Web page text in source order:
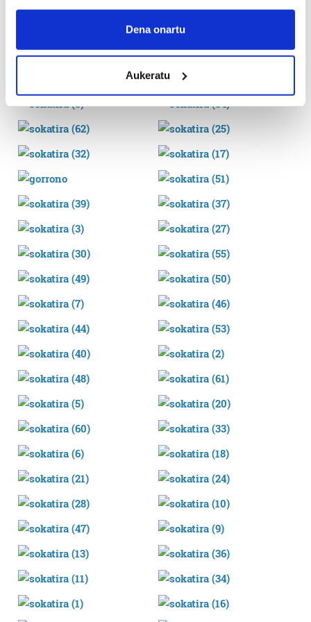
If you allow, we would also like to:
Collect information about your geographical
meters
Identify your device by actively scanning it for
specific characteristics (fingerprinting)
Find out more about how your personal data is processed
and set your preferences in thedetails section
Guk eta gure bazkideek zure datu pertsonalak
prozesatzen ditugu, zure IP zenbakia, besteak beste,
teknologia erabiliz, cookieak adibidez, iragarki eta eduki
pertsonalizatuak eskaintzeko, iragarkiak eta edukia
neurtzeko, jendeari buruzko informazioa biltzeko eta
produktuak garatzeko. Zure datuak nork eta zertarako
erabiltzen dituen hauta dezakezu.
Bazkide batzuek ez dizute baimenik eskatzen, eta beren
interes komertzial legitimoetan babesten dira. Ikusi gure
bazkideen zerrenda, beren ustez zein helburutarako
duten interes legitimoa eta horren aurka nola egin
dezakezun ikusteko.
Lortu zure datu pertsonalak prozesatzeko moduari
buruzko informazio gehiago eta ezarri zure lehentasunak
datuen atalean. Edozein unetan alda edo ken dezakezu
zure baimena Cookieen adierazpenean.
Webgune honek cookie propioak eta hirugarrenen cookie-
fitxategiak erabiltzen ditu. Zure esperientzia eta
zerbitzuak hobetzeko asmoz, cookie teknologiaz
baliatzen gara. Ohar hau onartuz gero, teknologia hori
erabiltzeko baimen esplizitua ematen diguzu.
Dena onartu
Aukeratu